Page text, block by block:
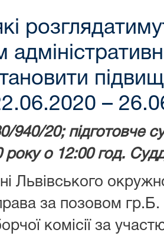
–
940/20; підготовче
року о 12:00 год.
Львівського
за позовом
комісії за